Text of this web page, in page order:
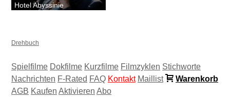
Hotel Abyssinie
Drehbuch
Spielfilme Dokfilme Kurzfilme Filmzyklen Stichworte
Nachrichten F-Rated FAQ Kontakt Maillist
Warenkorb
AGB Kaufen Aktivieren Abo